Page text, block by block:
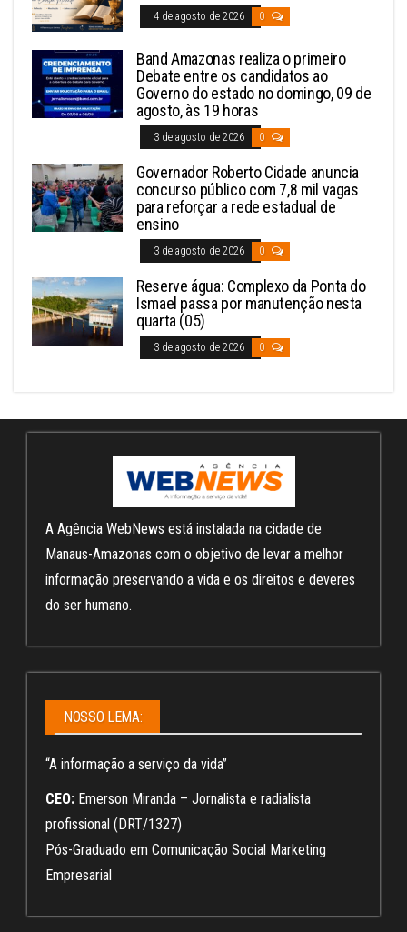
4 de agosto de 2026 0
Band Amazonas realiza o primeiro
Debate entre os candidatos ao
Governo do estado no domingo, 09 de
agosto, às 19 horas
3 de agosto de 2026 0
Governador Roberto Cidade anuncia
concurso público com 7,8 mil vagas
para reforçar a rede estadual de
ensino
3 de agosto de 2026 0
Reserve água: Complexo da Ponta do
Ismael passa por manutenção nesta
quarta (05)
3 de agosto de 2026 0
A Agência WebNews está instalada na cidade de
Manaus-Amazonas com o objetivo de levar a melhor
informação preservando a vida e os direitos e deveres
do ser humano.
NOSSO LEMA:
“A informação a serviço da vida”
CEO: Emerson Miranda – Jornalista e radialista
profissional (DRT/1327)
Pós-Graduado em Comunicação Social Marketing
Empresarial